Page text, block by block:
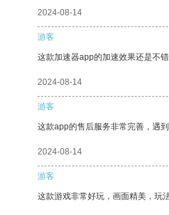
2024-08-14
游客
这款加速器app的加速效果还是不
2024-08-14
游客
这款app的售后服务非常完善，遇
2024-08-14
游客
这款游戏非常好玩，画面精美，玩